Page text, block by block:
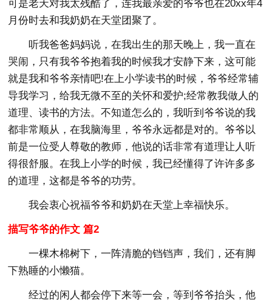
可是老天对我太残酷了，连我最亲爱的爷爷也在20xx年4
月份时去和我奶奶在天堂团聚了。
听我爸爸妈妈说，在我出生的那天晚上，我一直在
哭闹，只有我爷爷抱着我的时候我才安静下来，这可能
就是我和爷爷亲情吧!在上小学读书的时候，爷爷经常辅
导我学习，给我无微不至的关怀和爱护;经常教我做人的
道理、读书的方法。不知道怎么的，我听到爷爷说的我
都非常顺从，在我脑海里，爷爷永远都是对的。爷爷以
前是一位受人尊敬的教师，他说的话非常有道理让人听
得很舒服。在我上小学的时候，我已经懂得了许许多多
的道理，这都是爷爷的功劳。
我会衷心祝福爷爷和奶奶在天堂上幸福快乐。
描写爷爷的作文 篇2
一棵木棉树下，一阵清脆的铛铛声，我们，还有脚
下熟睡的小懒猫。
经过的闲人都会停下来等一会，等到爷爷抬头，他